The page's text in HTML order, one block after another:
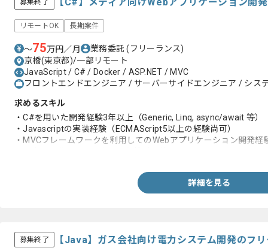
募集終了
リモートOK 長期案件
〜75万円／月 業務委託(フリーランス)
京橋(東京都)/一部リモート
JavaScript / C# / Docker / ASP.NET / MVC
フロントエンドエンジニア / サーバーサイドエンジニア / シス
求めるスキル
・C#を用いた開発経験3年以上（Generic, Linq, async/await 等）
・Javascriptの実装経験（ECMAScript5以上の経験尚可）
・MVCフレームワークを利用してのWebアプリケーション開発経
詳細を見る
募集終了 【Java】ガス会社向け電力システム開発のフ